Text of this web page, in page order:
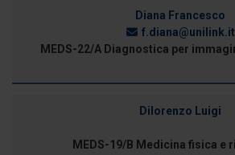
Diana Francesco
f.diana@unilink.it
MEDS-22/A Diagnostica per
Dilorenzo Luigi
MEDS-19/B Medicina fisica e